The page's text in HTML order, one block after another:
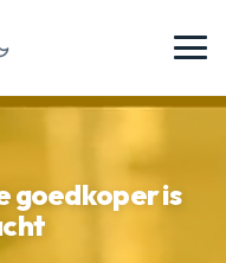
goedkoper is